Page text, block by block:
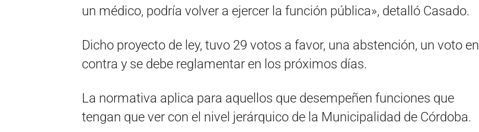
un médico, podría volver a ejercer la función pública», detalló Casado.
Dicho proyecto de ley, tuvo 29 votos a favor, una abstención, un voto en
contra y se debe reglamentar en los próximos días.
La normativa aplica para aquellos que desempeñen funciones que
tengan que ver con el nivel jerárquico de la Municipalidad de Córdoba.